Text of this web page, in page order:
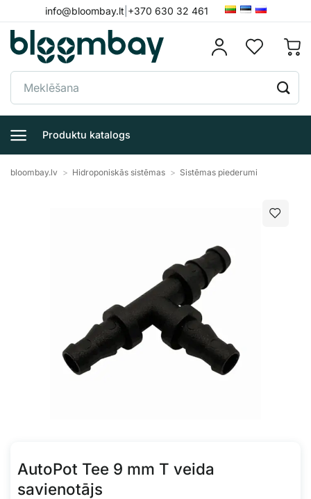
to
content
info@bloombay.lt +370 630 32 461
Meklēt:
Produktu katalogs
bloombay.lv > Hidroponiskās sistēmas > Sistēmas piederumi
AutoPot Tee 9 mm T veida
savienotājs